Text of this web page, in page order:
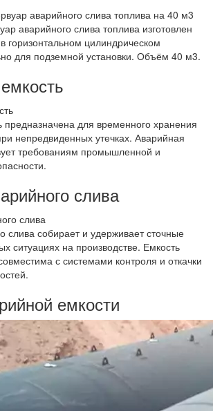
аварийного слива топлива изготовлен
горизонтальном цилиндрическом
для подземной установки. Объём 40 м3.
предназначена для временного хранения
непредвиденных утечках. Аварийная
требованиям промышленной и
слива
слива собирает и удерживает сточные
ситуациях на производстве. Емкость
с системами контроля и откачки
емкости